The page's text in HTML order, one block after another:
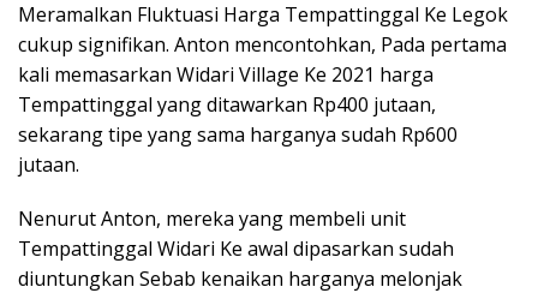
Meramalkan Fluktuasi Harga Tempattinggal Ke Legok
cukup signifikan. Anton mencontohkan, Pada pertama
kali memasarkan Widari Village Ke 2021 harga
Tempattinggal yang ditawarkan Rp400 jutaan,
sekarang tipe yang sama harganya sudah Rp600
jutaan.
Nenurut Anton, mereka yang membeli unit
Tempattinggal Widari Ke awal dipasarkan sudah
diuntungkan Sebab kenaikan harganya melonjak